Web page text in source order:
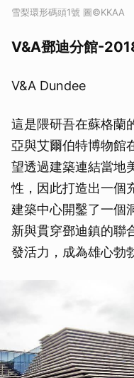
雪梨環形碼頭1號 圖©KKAA
V&A鄧迪分館-
V&A Dundee
這是隈研吾在蘇格蘭
亞與艾爾伯特博物館
望透過建築連結當地
性，因此打造出一個
建築中心開鑿了一個
新與貫穿鄧迪鎮的聯
發活力，成為雄心勃